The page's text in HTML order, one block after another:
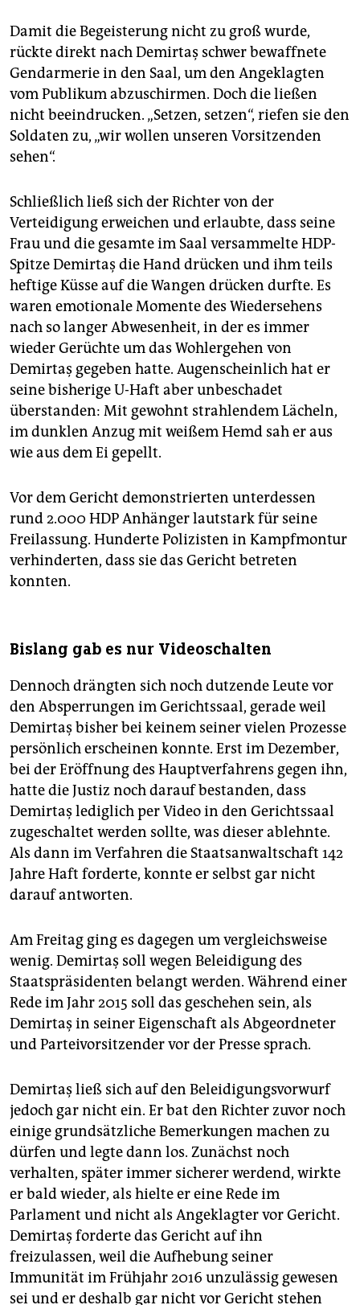
Damit die Begeisterung nicht zu groß wurde,
rückte direkt nach Demirtaş schwer bewaffnete
Gendarmerie in den Saal, um den Angeklagten
vom Publikum abzuschirmen. Doch die ließen
nicht beeindrucken. „Setzen, setzen“, riefen sie den
Soldaten zu, „wir wollen unseren Vorsitzenden
sehen“.
Schließlich ließ sich der Richter von der
Verteidigung erweichen und erlaubte, dass seine
Frau und die gesamte im Saal versammelte HDP-
Spitze Demirtaş die Hand drücken und ihm teils
heftige Küsse auf die Wangen drücken durfte. Es
waren emotionale Momente des Wiedersehens
nach so langer Abwesenheit, in der es immer
wieder Gerüchte um das Wohlergehen von
Demirtaş gegeben hatte. Augenscheinlich hat er
seine bisherige U-Haft aber unbeschadet
überstanden: Mit gewohnt strahlendem Lächeln,
im dunklen Anzug mit weißem Hemd sah er aus
wie aus dem Ei gepellt.
Vor dem Gericht demonstrierten unterdessen
rund 2.000 HDP Anhänger lautstark für seine
Freilassung. Hunderte Polizisten in Kampfmontur
verhinderten, dass sie das Gericht betreten
konnten.
Bislang gab es nur Videoschalten
Dennoch drängten sich noch dutzende Leute vor
den Absperrungen im Gerichtssaal, gerade weil
Demirtaş bisher bei keinem seiner vielen Prozesse
persönlich erscheinen konnte. Erst im Dezember,
bei der Eröffnung des Hauptverfahrens gegen ihn,
hatte die Justiz noch darauf bestanden, dass
Demirtaş lediglich per Video in den Gerichtssaal
zugeschaltet werden sollte, was dieser ablehnte.
Als dann im Verfahren die Staatsanwaltschaft 142
Jahre Haft forderte, konnte er selbst gar nicht
darauf antworten.
Am Freitag ging es dagegen um vergleichsweise
wenig. Demirtaş soll wegen Beleidigung des
Staatspräsidenten belangt werden. Während einer
Rede im Jahr 2015 soll das geschehen sein, als
Demirtaş in seiner Eigenschaft als Abgeordneter
und Parteivorsitzender vor der Presse sprach.
Demirtaş ließ sich auf den Beleidigungsvorwurf
jedoch gar nicht ein. Er bat den Richter zuvor noch
einige grundsätzliche Bemerkungen machen zu
dürfen und legte dann los. Zunächst noch
verhalten, später immer sicherer werdend, wirkte
er bald wieder, als hielte er eine Rede im
Parlament und nicht als Angeklagter vor Gericht.
Demirtaş forderte das Gericht auf ihn
freizulassen, weil die Aufhebung seiner
Immunität im Frühjahr 2016 unzulässig gewesen
sei und er deshalb gar nicht vor Gericht stehen